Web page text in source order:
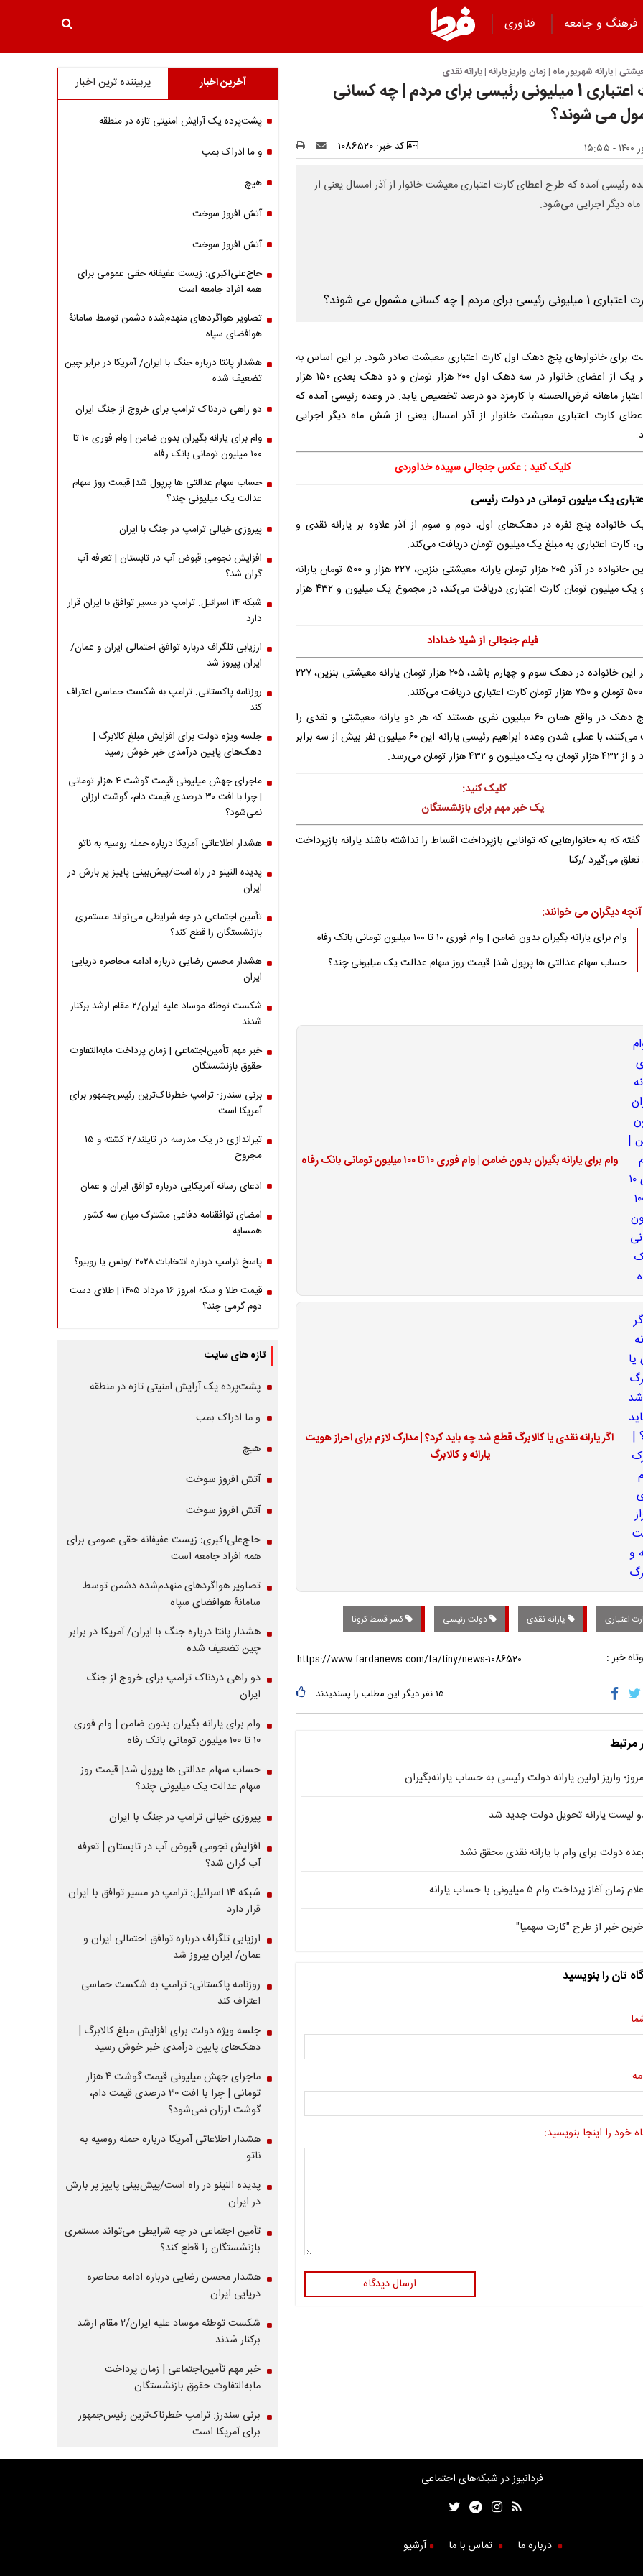
فرهنگ و جامعه فناوری
| یارانه شهریور ماه | زمان واریز یارانه | یارانه نقدی
کارت اعتباری 1 میلیونی رئیسی برای مردم | چه کسانی
می شوند؟
کد خبر: 1086520
رئیسی آمده که طرح اعطای کارت اعتباری معیشت خانوار از آذر امسال یعنی از
دیگر اجرایی می‌شود.
برای خانوارهای پنج دهک اول کارت اعتباری معیشت صادر شود. بر این اساس به
ازای هر یک از اعضای خانوار در سه دهک اول ۲۰۰ هزار تومان و دو دهک بعدی ۱۵۰ هزار
ماهانه قرض‌الحسنه با کارمزد دو درصد تخصیص یابد. در وعده رئیسی آمده که
کارت اعتباری معیشت خانوار از آذر امسال یعنی از شش ماه دیگر اجرایی
کلیک کنید : عکس جنجالی سپیده خداوردی
یک میلیون تومانی در دولت رئیسی
خانواده پنج نفره در دهک‌های اول، دوم و سوم از آذر علاوه بر یارانه نقدی و
کارت اعتباری به مبلغ یک میلیون تومان دریافت می‌کند.
یعنی این خانواده در آذر ۲۰۵ هزار تومان یارانه معیشتی بنزین، ۲۲۷ هزار و ۵۰۰ تومان یارانه
نقدی و یک میلیون تومان کارت اعتباری دریافت می‌کند، در مجموع یک میلیون و ۴۳۲ هزار
فیلم جنجالی از شیلا خداداد
حالا اگر این خانواده در دهک سوم و چهارم باشد، ۲۰۵ هزار تومان یارانه معیشتی بنزین، ۲۲۷
این پنج دهک در واقع همان ۶۰ میلیون نفری هستند که هر دو یارانه معیشتی و نقدی را
دریافت می‌کنند، با عملی شدن وعده ابراهیم رئیسی یارانه این ۶۰ میلیون نفر بیش از سه برابر
و ۴۳۲ هزار تومان می‌رسد.
کلیک کنید:
یک خبر مهم برای بازنشستگان
که به خانوارهایی که توانایی بازپرداخت اقساط را نداشته باشند یارانه بازپرداخت
می‌گیرد./رکنا
آنچه دیگران می خوانند:
وام برای یارانه بگیران بدون ضامن | وام فوری ۱۰ تا ۱۰۰ میلیون تومانی بانک رفاه
حساب سهام عدالتی ها پرپول شد| قیمت روز سهام عدالت یک میلیونی چند؟
وام برای یارانه بگیران بدون ضامن | وام فوری ۱۰ تا ۱۰۰ میلیون تومانی بانک رفاه
اگر یارانه نقدی یا کالابرگ قطع شد چه باید کرد؟ | مدارک لازم برای احراز هویت
یارانه و کالابرگ
اعتباری یارانه نقدی دولت رئیسی کسر قسط کرونا
خبر :
۱۵نفر دیگر این مطلب را پسندیدند
مرتبط
واریز اولین یارانه‌ دولت رئیسی به حساب یارانه‌بگیران
لیست یارانه تحویل دولت جدید شد
دولت برای وام با یارانه نقدی محقق نشد
زمان آغاز پرداخت وام ۵ میلیونی با حساب یارانه
خبر از طرح "کارت سهمیا"
تان را بنویسید
خود را اینجا بنویسید:
ارسال دیدگاه
آخرین اخبار پربیننده ترین اخبار
پشت‌پرده یک آرایش امنیتی تازه در منطقه
و ما ادراک بمب
هیچ
آتش افروز سوخت
آتش افروز سوخت
حاج‌علی‌اکبری: زیست عفیفانه حقی عمومی برای
همه افراد جامعه است
تصاویر هواگردهای منهدم‌شده دشمن توسط سامانۀ
هوافضای سپاه
هشدار پانتا درباره جنگ با ایران/ آمریکا در برابر چین
تضعیف شده
دو راهی دردناک ترامپ برای خروج از جنگ ایران
وام برای یارانه بگیران بدون ضامن | وام فوری ۱۰ تا
۱۰۰ میلیون تومانی بانک رفاه
حساب سهام عدالتی ها پرپول شد| قیمت روز سهام
عدالت یک میلیونی چند؟
پیروزی خیالی ترامپ در جنگ با ایران
افزایش نجومی قبوض آب در تابستان | تعرفه آب
گران شد؟
شبکه ۱۴ اسرائیل: ترامپ در مسیر توافق با ایران قرار
دارد
ارزیابی تلگراف درباره توافق احتمالی ایران و عمان/
ایران پیروز شد
روزنامه پاکستانی: ترامپ به شکست حماسی اعتراف
کند
جلسه ویژه دولت برای افزایش مبلغ کالابرگ |
دهک‌های پایین درآمدی خبر خوش رسید
ماجرای جهش میلیونی قیمت گوشت ۴ هزار تومانی
| چرا با افت ۳۰ درصدی قیمت دام، گوشت ارزان
نمی‌شود؟
هشدار اطلاعاتی آمریکا درباره حمله روسیه به ناتو
پدیده النینو در راه است/پیش‌بینی پاییز پر بارش در
ایران
تأمین اجتماعی در چه شرایطی می‌تواند مستمری
بازنشستگان را قطع کند؟
هشدار محسن رضایی درباره ادامه محاصره دریایی
ایران
شکست توطئه موساد علیه ایران/۲ مقام‌ ارشد برکنار
شدند
خبر مهم تأمین‌اجتماعی | زمان پرداخت مابه‌التفاوت
حقوق بازنشستگان
برنی سندرز: ترامپ خطرناک‌ترین رئیس‌جمهور برای
آمریکا است
تیراندازی در یک مدرسه در تایلند/۲ کشته و ۱۵
مجروح
ادعای رسانه آمریکایی درباره توافق ایران و عمان
امضای توافقنامه دفاعی مشترک میان سه کشور
همسایه
پاسخ ترامپ درباره انتخابات ۲۰۲۸ /ونس یا روبیو؟
قیمت طلا و سکه امروز ۱۶ مرداد ۱۴۰۵ | طلای دست
دوم گرمی چند؟
تازه های سایت
پشت‌پرده یک آرایش امنیتی تازه در منطقه
و ما ادراک بمب
هیچ
آتش افروز سوخت
آتش افروز سوخت
حاج‌علی‌اکبری: زیست عفیفانه حقی عمومی برای
همه افراد جامعه است
تصاویر هواگردهای منهدم‌شده دشمن توسط
سامانۀ هوافضای سپاه
هشدار پانتا درباره جنگ با ایران/ آمریکا در برابر
چین تضعیف شده
دو راهی دردناک ترامپ برای خروج از جنگ
ایران
وام برای یارانه بگیران بدون ضامن | وام فوری
۱۰ تا ۱۰۰ میلیون تومانی بانک رفاه
حساب سهام عدالتی ها پرپول شد| قیمت روز
سهام عدالت یک میلیونی چند؟
پیروزی خیالی ترامپ در جنگ با ایران
افزایش نجومی قبوض آب در تابستان | تعرفه
آب گران شد؟
شبکه ۱۴ اسرائیل: ترامپ در مسیر توافق با ایران
قرار دارد
ارزیابی تلگراف درباره توافق احتمالی ایران و
عمان/ ایران پیروز شد
روزنامه پاکستانی: ترامپ به شکست حماسی
اعتراف کند
جلسه ویژه دولت برای افزایش مبلغ کالابرگ |
دهک‌های پایین درآمدی خبر خوش رسید
ماجرای جهش میلیونی قیمت گوشت ۴ هزار
تومانی | چرا با افت ۳۰ درصدی قیمت دام،
گوشت ارزان نمی‌شود؟
هشدار اطلاعاتی آمریکا درباره حمله روسیه به
ناتو
پدیده النینو در راه است/پیش‌بینی پاییز پر بارش
در ایران
تأمین اجتماعی در چه شرایطی می‌تواند مستمری
بازنشستگان را قطع کند؟
هشدار محسن رضایی درباره ادامه محاصره
دریایی ایران
شکست توطئه موساد علیه ایران/۲ مقام‌ ارشد
برکنار شدند
خبر مهم تأمین‌اجتماعی | زمان پرداخت
مابه‌التفاوت حقوق بازنشستگان
برنی سندرز: ترامپ خطرناک‌ترین رئیس‌جمهور
برای آمریکا است
فردانیوز در شبکه‌های اجتماعی
درباره ما تماس با ما آرشیو